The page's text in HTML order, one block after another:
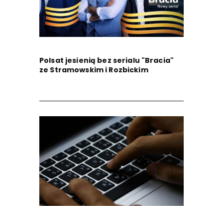
Polsat jesienią bez serialu "Bracia"
ze Stramowskim i Rozbickim